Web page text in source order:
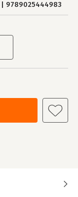
9789025444983